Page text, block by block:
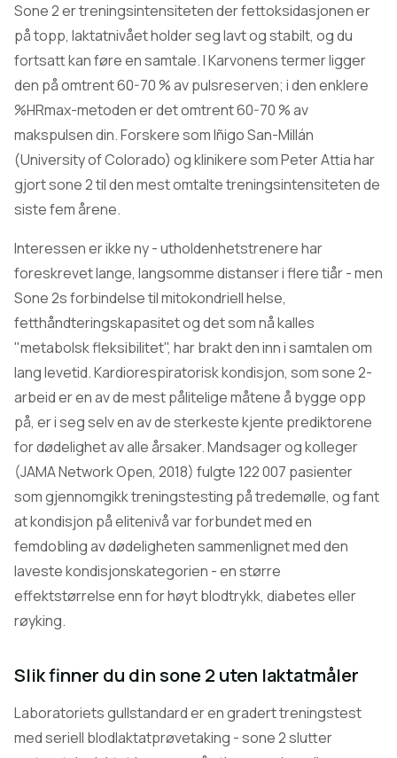
Sone 2 er treningsintensiteten der fettoksidasjonen er
på topp, laktatnivået holder seg lavt og stabilt, og du
fortsatt kan føre en samtale. I Karvonens termer ligger
den på omtrent 60-70 % av pulsreserven; i den enklere
%HRmax-metoden er det omtrent 60-70 % av
makspulsen din. Forskere som Iñigo San-Millán
(University of Colorado) og klinikere som Peter Attia har
gjort sone 2 til den mest omtalte treningsintensiteten de
siste fem årene.
Interessen er ikke ny - utholdenhetstrenere har
foreskrevet lange, langsomme distanser i flere tiår - men
Sone 2s forbindelse til mitokondriell helse,
fetthåndteringskapasitet og det som nå kalles
"metabolsk fleksibilitet", har brakt den inn i samtalen om
lang levetid. Kardiorespiratorisk kondisjon, som sone 2-
arbeid er en av de mest pålitelige måtene å bygge opp
på, er i seg selv en av de sterkeste kjente prediktorene
for dødelighet av alle årsaker. Mandsager og kolleger
(JAMA Network Open, 2018) fulgte 122 007 pasienter
som gjennomgikk treningstesting på tredemølle, og fant
at kondisjon på elitenivå var forbundet med en
femdobling av dødeligheten sammenlignet med den
laveste kondisjonskategorien - en større
effektstørrelse enn for høyt blodtrykk, diabetes eller
røyking.
Slik finner du din sone 2 uten laktatmåler
Laboratoriets gullstandard er en gradert treningstest
med seriell blodlaktatprøvetaking - sone 2 slutter